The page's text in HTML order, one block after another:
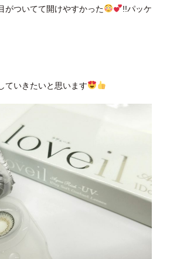
がついてて開けやすかった
!!パッケ
ていきたいと思います